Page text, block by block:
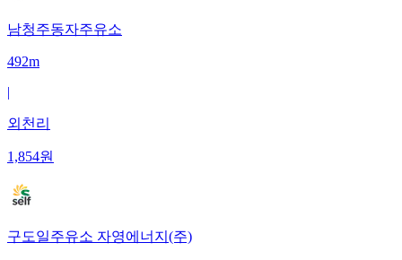
남청주동자주유소
492m
|
외천리
1,854원
구도일주유소 자영에너지(주)